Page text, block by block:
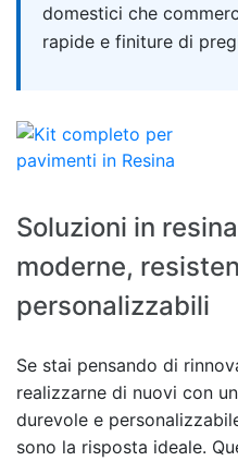
domestici che
rapide e finiture di
Soluzioni in
moderne,
personalizzabili
Se stai pensando di
realizzarne di nuovi con
durevole e
sono la risposta ideale.